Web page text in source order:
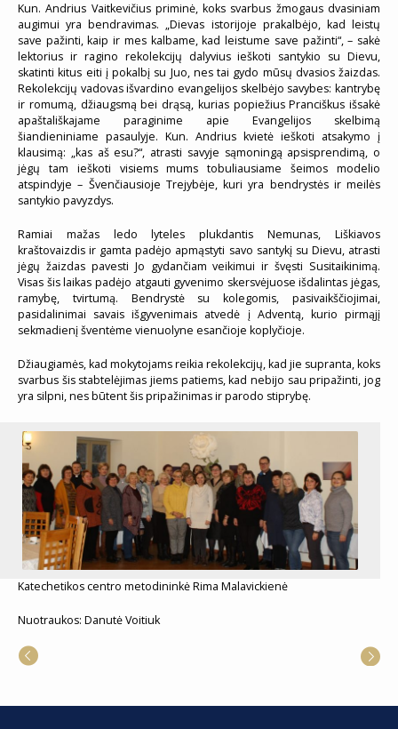
Kun. Andrius Vaitkevičius priminė, koks svarbus žmogaus dvasiniam
augimui yra bendravimas. „Dievas istorijoje prakalbėjo, kad leistų
save pažinti, kaip ir mes kalbame, kad leistume save pažinti“, – sakė
lektorius ir ragino rekolekcijų dalyvius ieškoti santykio su Dievu,
skatinti kitus eiti į pokalbį su Juo, nes tai gydo mūsų dvasios žaizdas.
Rekolekcijų vadovas išvardino evangelijos skelbėjo savybes: kantrybę
ir romumą, džiaugsmą bei drąsą, kurias popiežius Pranciškus išsakė
apaštališkajame paraginime apie Evangelijos skelbimą
šiandieniniame pasaulyje. Kun. Andrius kvietė ieškoti atsakymo į
klausimą: „kas aš esu?“, atrasti savyje sąmoningą apsisprendimą, o
jėgų tam ieškoti visiems mums tobuliausiame šeimos modelio
atspindyje – Švenčiausioje Trejybėje, kuri yra bendrystės ir meilės
santykio pavyzdys.
Ramiai mažas ledo lyteles plukdantis Nemunas, Liškiavos
kraštovaizdis ir gamta padėjo apmąstyti savo santykį su Dievu, atrasti
jėgų žaizdas pavesti Jo gydančiam veikimui ir švęsti Susitaikinimą.
Visas šis laikas padėjo atgauti gyvenimo skersvėjuose išdalintas jėgas,
ramybę, tvirtumą. Bendrystė su kolegomis, pasivaikščiojimai,
pasidalinimai savais išgyvenimais atvedė į Adventą, kurio pirmąjį
sekmadienį šventėme vienuolyne esančioje koplyčioje.
Džiaugiamės, kad mokytojams reikia rekolekcijų, kad jie supranta, koks
svarbus šis stabtelėjimas jiems patiems, kad nebijo sau pripažinti, jog
yra silpni, nes būtent šis pripažinimas ir parodo stiprybę.
Katechetikos centro metodininkė Rima Malavickienė
Nuotraukos: Danutė Voitiuk